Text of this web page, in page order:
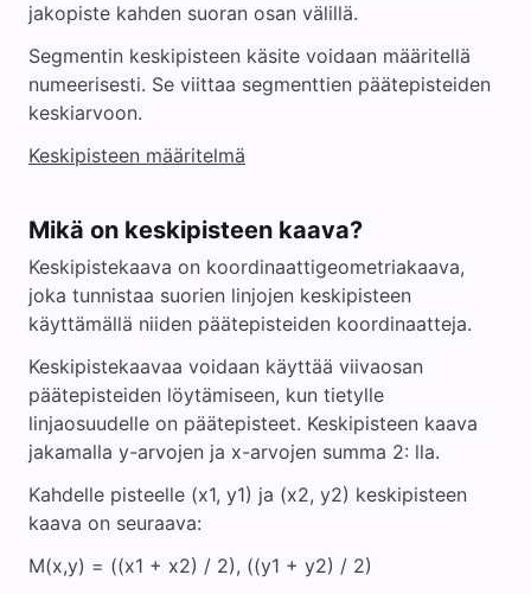
jakopiste kahden suoran osan välillä.
Segmentin keskipisteen käsite voidaan määritellä
numeerisesti. Se viittaa segmenttien päätepisteiden
keskiarvoon.
Keskipisteen määritelmä
Mikä on keskipisteen kaava?
Keskipistekaava on koordinaattigeometriakaava,
joka tunnistaa suorien linjojen keskipisteen
käyttämällä niiden päätepisteiden koordinaatteja.
Keskipistekaavaa voidaan käyttää viivaosan
päätepisteiden löytämiseen, kun tietylle
linjaosuudelle on päätepisteet. Keskipisteen kaava
jakamalla y-arvojen ja x-arvojen summa 2: lla.
Kahdelle pisteelle (x1, y1) ja (x2, y2) keskipisteen
kaava on seuraava:
M(x,y) = ((x1 + x2) / 2), ((y1 + y2) / 2)